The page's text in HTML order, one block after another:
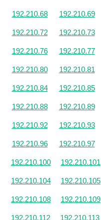
192.210.68 192.210.69
192.210.72 192.210.73
192.210.76 192.210.77
192.210.80 192.210.81
192.210.84 192.210.85
192.210.88 192.210.89
192.210.92 192.210.93
192.210.96 192.210.97
192.210.100 192.210.101
192.210.104 192.210.105
192.210.108 192.210.109
192.210.112 192.210.113